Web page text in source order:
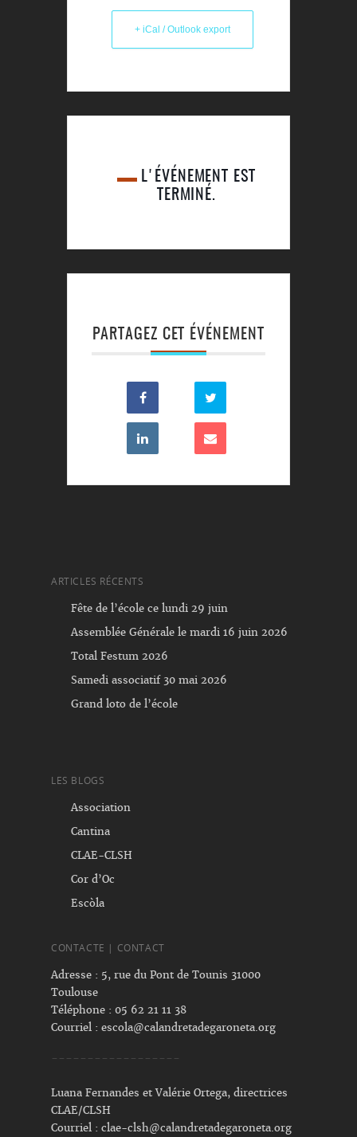
+ iCal / Outlook export
L'ÉVÉNEMENT EST
TERMINÉ.
PARTAGEZ CET ÉVÉNEMENT
ARTICLES RÉCENTS
Fête de l’école ce lundi 29 juin
Assemblée Générale le mardi 16 juin 2026
Total Festum 2026
Samedi associatif 30 mai 2026
Grand loto de l’école
LES BLOGS
Association
Cantina
CLAE-CLSH
Cor d’Oc
Escòla
CONTACTE | CONTACT
Adresse : 5, rue du Pont de Tounis 31000
Toulouse
Téléphone : 05 62 21 11 38
Courriel : escola@calandretadegaroneta.org
------------------
Luana Fernandes et Valérie Ortega, directrices
CLAE/CLSH
Courriel : clae-clsh@calandretadegaroneta.org